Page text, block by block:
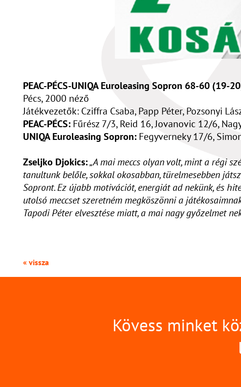
PEAC-PÉCS-UNIQA Euroleasing Sopron 68-60 (19-
Pécs, 2000 néző
Játékvezetők: Cziffra Csaba, Papp Péter, Pozsonyi
PEAC-PÉCS: Fűrész 7/3, Reid 16, Jovanovic 12/6,
UNIQA Euroleasing Sopron: Fegyverneky 17/6,
Zseljko Djokics:„A mai meccs olyan volt, mint a régi
tanultunk belőle, sokkal okosabban, türelmesebben
Sopront. Ez újabb motivációt, energiát ad nekünk, és
utolsó meccset szeretném megköszönni a
Tapodi Péter elvesztése miatt, a mai nagy győzelmet
« vissza
Kövess minket